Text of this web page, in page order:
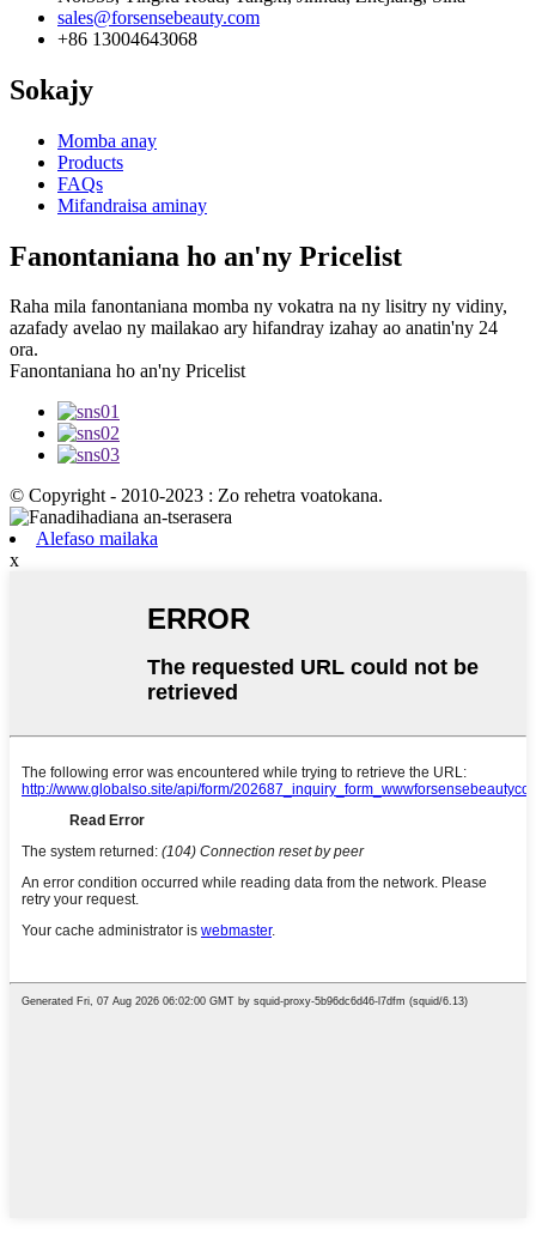
sales@forsensebeauty.com
+86 13004643068
Sokajy
Momba anay
Products
FAQs
Mifandraisa aminay
Fanontaniana ho an'ny Pricelist
Raha mila fanontaniana momba ny vokatra na ny lisitry ny vidiny,
azafady avelao ny mailakao ary hifandray izahay ao anatin'ny 24
ora.
Fanontaniana ho an'ny Pricelist
© Copyright - 2010-2023 : Zo rehetra voatokana.
Alefaso mailaka
x